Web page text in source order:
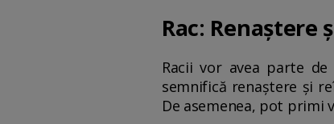
Rac:
Racii vor avea parte
semnifică renaștere și
De asemenea, pot primi